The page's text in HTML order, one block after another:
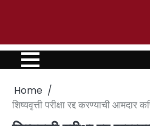
Home
शिष्यवृत्ती परीक्षा रद्द करण्याची आमदार